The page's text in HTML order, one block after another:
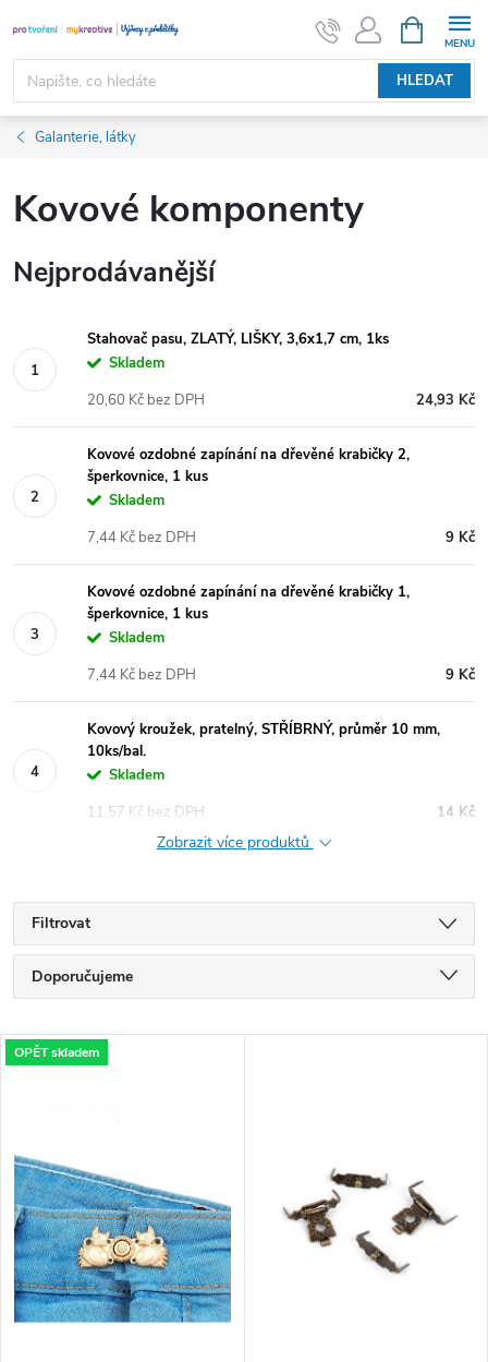
na
obsah
HLEDAT
NÁKUPNÍ
KOŠÍK
Galanterie, látky
Kovové komponenty
Nejprodávanější
Stahovač pasu, ZLATÝ, LIŠKY, 3,6x1,7 cm, 1ks
Skladem
24,93 Kč
20,60 Kč bez DPH
Kovové ozdobné zapínání na dřevěné krabičky 2,
šperkovnice, 1 kus
Skladem
9 Kč
7,44 Kč bez DPH
Kovové ozdobné zapínání na dřevěné krabičky 1,
šperkovnice, 1 kus
Skladem
9 Kč
7,44 Kč bez DPH
Kovový kroužek, pratelný, STŘÍBRNÝ, průměr 10 mm,
10ks/bal.
Skladem
14 Kč
11,57 Kč bez DPH
Zobrazit více produktů
Filtrovat
Ř
a
e
n
í
p
Doporučujeme
Nejdražší
V
p
i
s
p
OPĚT skladem